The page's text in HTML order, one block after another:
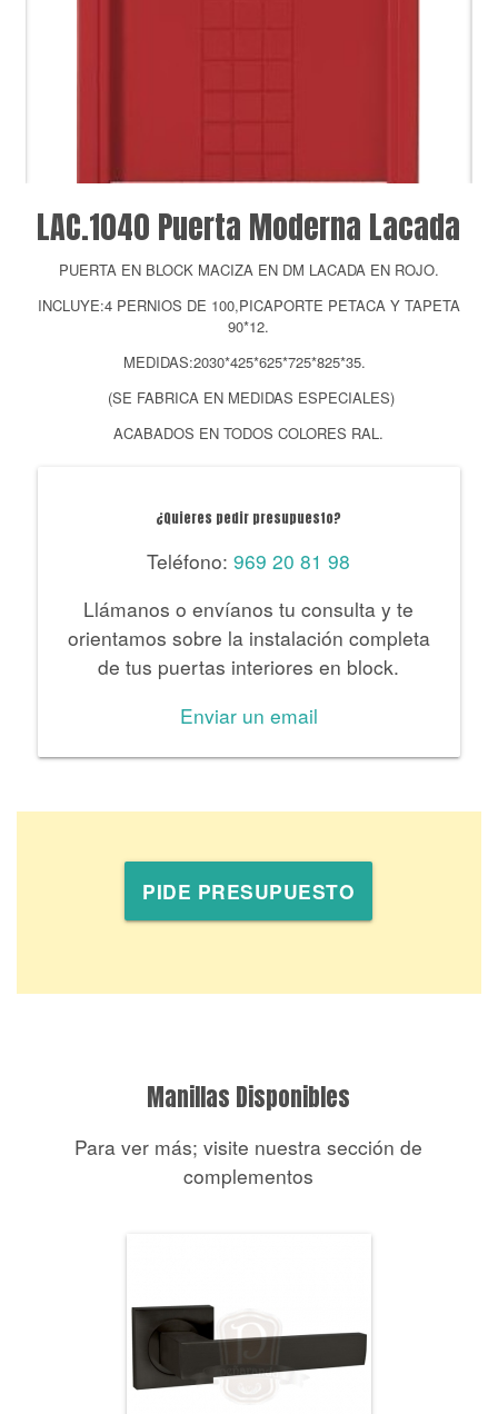
LAC.1040 Puerta Moderna Lacada
PUERTA EN BLOCK MACIZA EN DM LACADA EN ROJO.
INCLUYE:4 PERNIOS DE 100,PICAPORTE PETACA Y TAPETA
90*12.
MEDIDAS:2030*425*625*725*825*35.
(SE FABRICA EN MEDIDAS ESPECIALES)
ACABADOS EN TODOS COLORES RAL.
¿Quieres pedir presupuesto?
Teléfono:969 20 81 98
Llámanos o envíanos tu consulta y te
orientamos sobre la instalación completa
de tus puertas interiores en block.
Enviar un email
Manillas Disponibles
Para ver más; visite nuestra sección de
complementos